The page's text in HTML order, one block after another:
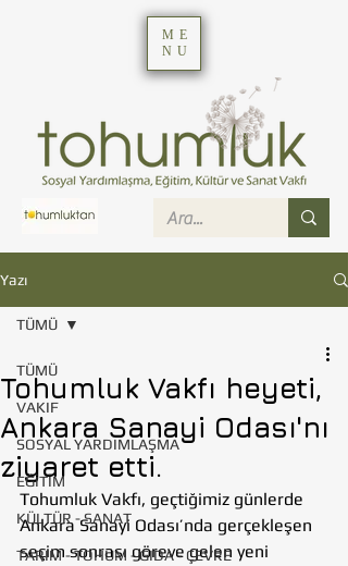
ME
NU
Yazı
TÜMÜ
VAKIF
SOSYAL YARDIMLAŞMA
EĞİTİM
KÜLTÜR - SANAT
TARIM - TOHUM - GIDA - ÇEVRE
TÜMÜ
Tohumluk Vakfı heyeti,
Ankara Sanayi Odası'nı
ziyaret etti.
Tohumluk Vakfı, geçtiğimiz günlerde
Ankara Sanayi Odası’nda gerçekleşen
seçim sonrası göreve gelen yeni